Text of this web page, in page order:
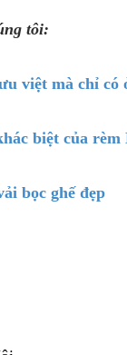
tôi:
việt mà chỉ
biệt của rèm
bọc ghế đẹp